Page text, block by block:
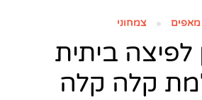
מאפים צמחוני
לפיצה ביתית
קלה קלה